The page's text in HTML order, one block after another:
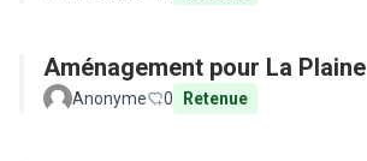
Aménagement pour La Plaine
Anonyme 0 Retenue